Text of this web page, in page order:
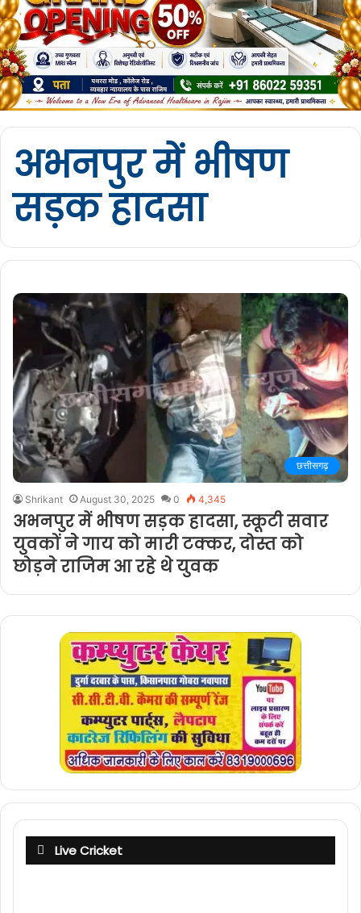
अभनपुर में भीषण
सड़क हादसा
छत्तीसगढ़
Shrikant August 30, 2025 0 4,345
अभनपुर में भीषण सड़क हादसा, स्कूटी सवार
युवकों ने गाय को मारी टक्कर, दोस्त को
छोड़ने राजिम आ रहे थे युवक
Live Cricket